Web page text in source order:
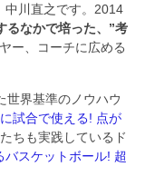
中川直之です。2014
るなかで培った、”考
ー、コーチに広める
世界基準のノウハウ
試合で使える! 点が
ちも実践しているド
バスケットボール! 超